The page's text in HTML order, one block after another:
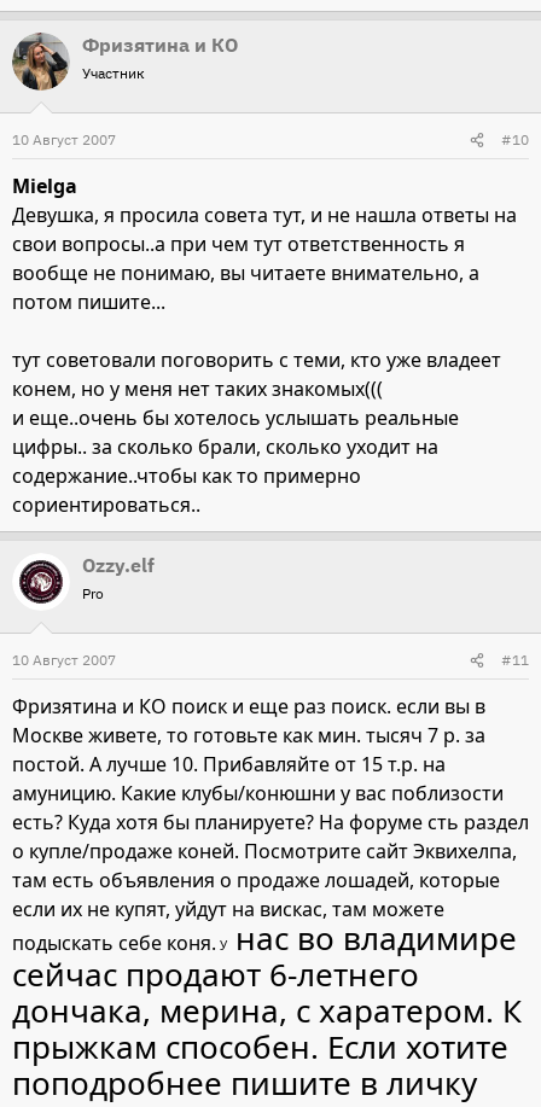
Фризятина и КО
Участник
10 Август 2007 #10
Mielga
Девушка, я просила совета тут, и не нашла ответы на
свои вопросы..а при чем тут ответственность я
вообще не понимаю, вы читаете внимательно, а
потом пишите...
тут советовали поговорить с теми, кто уже владеет
конем, но у меня нет таких знакомых(((
и еще..очень бы хотелось услышать реальные
цифры.. за сколько брали, сколько уходит на
содержание..чтобы как то примерно
сориентироваться..
Ozzy.elf
Pro
10 Август 2007 #11
Фризятина и КО поиск и еще раз поиск. если вы в
Москве живете, то готовьте как мин. тысяч 7 р. за
постой. А лучше 10. Прибавляйте от 15 т.р. на
амуницию. Какие клубы/конюшни у вас поблизости
есть? Куда хотя бы планируете? На форуме сть раздел
о купле/продаже коней. Посмотрите сайт Эквихелпа,
там есть объявления о продаже лошадей, которые
если их не купят, уйдут на вискас, там можете
подыскать себе коня. У
нас во владимире
сейчас продают 6-летнего
дончака, мерина, с харатером. К
прыжкам способен. Если хотите
поподробнее пишите в личку